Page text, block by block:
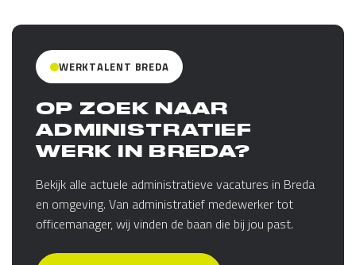
WERKTALENT BREDA
OP ZOEK NAAR
ADMINISTRATIEF
WERK IN BREDA?
Bekijk alle actuele administratieve vacatures in Breda
en omgeving. Van administratief medewerker tot
officemanager, wij vinden de baan die bij jou past.